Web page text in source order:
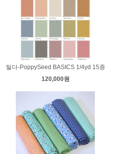
틸다-PoppySeed BASICS 1/4yd 15종
120,000원